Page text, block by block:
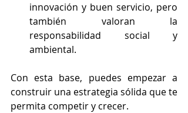
innovación y buen servicio, pero
también valoran la
responsabilidad social y
ambiental.
Con esta base, puedes empezar a
construir una estrategia sólida que te
permita competir y crecer.